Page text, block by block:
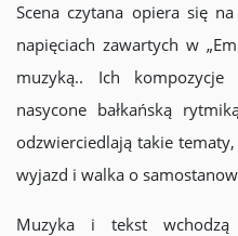
Scena czytana opiera się
napięciach zawartych w
muzyką.. Ich
nasycone bałkańską
odzwierciedlają takie
wyjazd i walka o
Muzyka i tekst